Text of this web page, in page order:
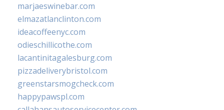
marjaeswinebar.com
elmazatlanclinton.com
ideacoffeenyc.com
odieschillicothe.com
lacantinitagalesburg.com
pizzadeliverybristol.com
greenstarsmogcheck.com
happypawspl.com